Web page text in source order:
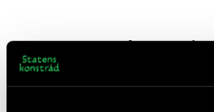
Relaterat